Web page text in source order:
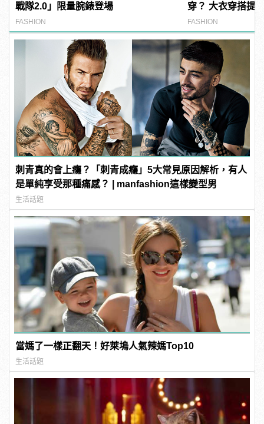
戰隊2.0」限量腕錶登場
FASHION
穿？ 大衣穿搭提
FASHION
刺青真的會上癮？「刺青成癮」5大常見原因解析，有人
是單純享受那種痛感？ | manfashion這樣變型男
生活話題
當媽了一樣正翻天！好萊塢人氣辣媽Top10
生活話題